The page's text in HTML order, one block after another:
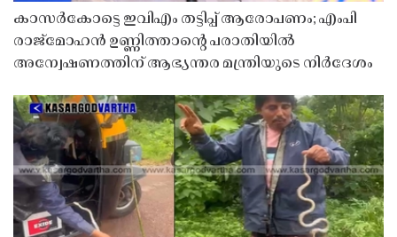
കാസർകോട്ടെ ഇവിഎം തട്ടിപ്പ് ആരോപണം; എംപി
രാജ്‌മോഹൻ ഉണ്ണിത്താന്റെ പരാതിയിൽ
അന്വേഷണത്തിന് ആഭ്യന്തര മന്ത്രിയുടെ നിർദേശം